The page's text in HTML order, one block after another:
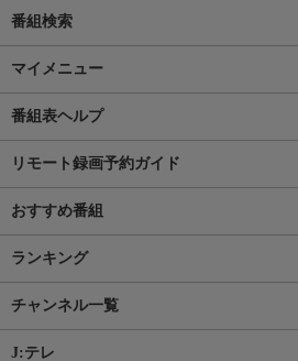
番組検索
マイメニュー
番組表ヘルプ
リモート録画予約ガイド
おすすめ番組
ランキング
チャンネル一覧
J:テレ